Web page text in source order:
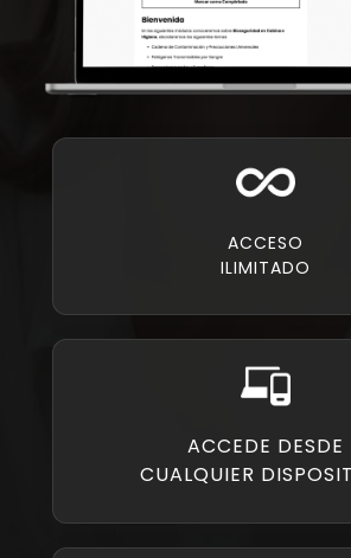
ACCESO
ILIMITADO
ACCEDE DESDE
CUALQUIER